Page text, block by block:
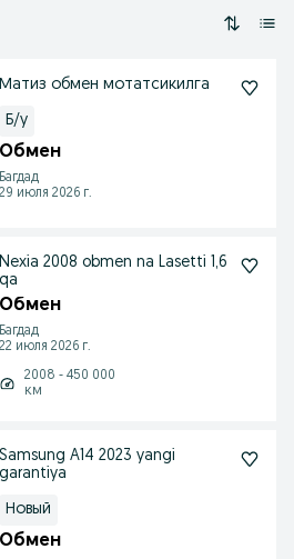
Матиз обмен мотатсикилга
Б/у
Обмен
Багдад
29 июля 2026 г.
Nexia 2008 obmen na Lasetti 1,6
qa
Обмен
Багдад
22 июля 2026 г.
2008 - 450 000
км
Samsung A14 2023 yangi
garantiya
Новый
Обмен